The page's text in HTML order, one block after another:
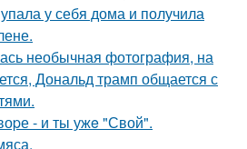
у себя дома и получила
необычная фотография, на
Дональд трамп общается с
- и ты ужe "Свой".